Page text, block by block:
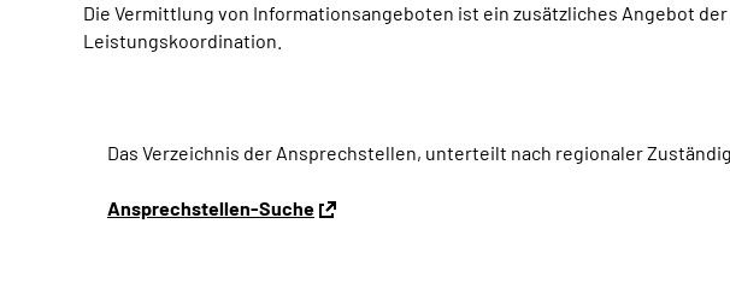
Die Vermittlung von Informationsangeboten ist ein zusätzliches Angebot
Leistungskoordination.
Das Verzeichnis der Ansprechstellen, unterteilt nach regionaler
Ansprechstellen-Suche